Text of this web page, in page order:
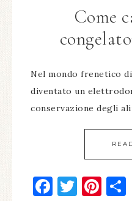
Come
Nel mondo frenetico
diventato un
conservazione degli
Facebook